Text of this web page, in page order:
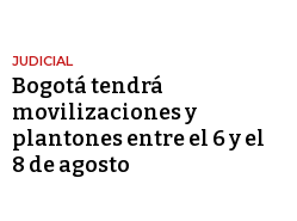
JUDICIAL
Bogotá tendrá
movilizaciones y
plantones entre el 6 y el
8 de agosto